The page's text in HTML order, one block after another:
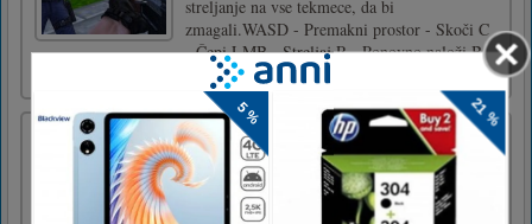
streljanje na vse tekmece, da bi
zmagali.WASD - Premakni prostor - Skoči C
- Čepi LMB - Streljaj R - Ponovno naloži B -
Kupi orožje TAB - Meni za p [...]
Kiss Match
Ta igra ujemanja je bila narejena samo za kul
dekleta. V tej igri se moraš samo zabavati in
umiriti. Povežite poljube, shranite kovance in